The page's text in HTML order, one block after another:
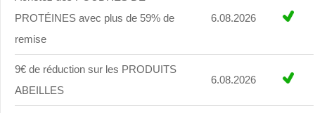
PROTÉINES avec plus de 59% de
remise
6.08.2026
9€ de réduction sur les PRODUITS
ABEILLES
6.08.2026